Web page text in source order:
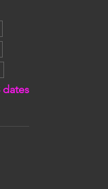
dates